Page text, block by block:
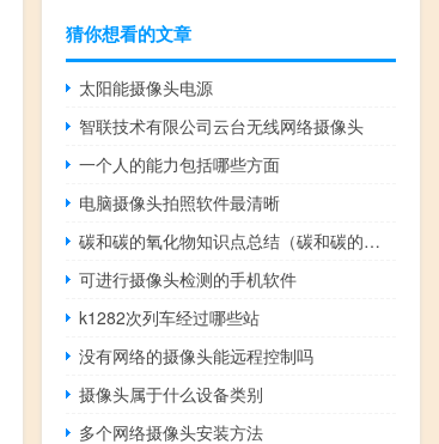
猜你想看的文章
太阳能摄像头电源
智联技术有限公司云台无线网络摄像头
一个人的能力包括哪些方面
电脑摄像头拍照软件最清晰
碳和碳的氧化物知识点总结（碳和碳的氧化物）
可进行摄像头检测的手机软件
k1282次列车经过哪些站
没有网络的摄像头能远程控制吗
摄像头属于什么设备类别
多个网络摄像头安装方法